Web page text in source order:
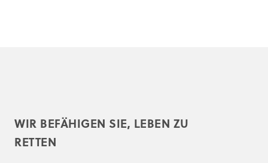
WIR BEFÄHIGEN SIE, LEBEN ZU
RETTEN